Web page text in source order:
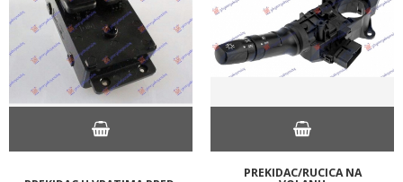
PREKIDAC/RUCICA NA